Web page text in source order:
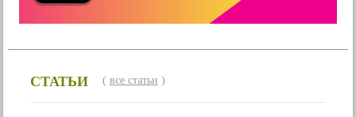
СТАТЬИ ( все статьи )